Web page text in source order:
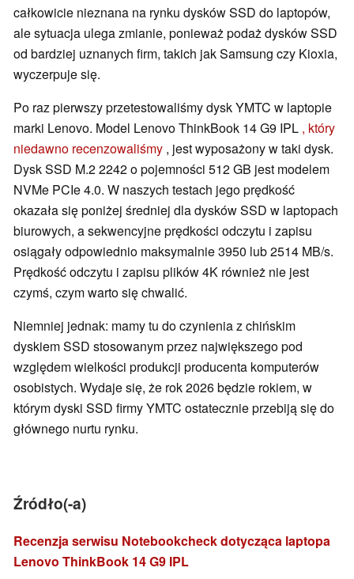
całkowicie nieznana na rynku dysków SSD do laptopów,
ale sytuacja ulega zmianie, ponieważ podaż dysków SSD
od bardziej uznanych firm, takich jak Samsung czy Kioxia,
wyczerpuje się.
Po raz pierwszy przetestowaliśmy dysk YMTC w laptopie
marki Lenovo. Model Lenovo ThinkBook 14 G9 IPL , który
niedawno recenzowaliśmy , jest wyposażony w taki dysk.
Dysk SSD M.2 2242 o pojemności 512 GB jest modelem
NVMe PCIe 4.0. W naszych testach jego prędkość
okazała się poniżej średniej dla dysków SSD w laptopach
biurowych, a sekwencyjne prędkości odczytu i zapisu
osiągały odpowiednio maksymalnie 3950 lub 2514 MB/s.
Prędkość odczytu i zapisu plików 4K również nie jest
czymś, czym warto się chwalić.
Niemniej jednak: mamy tu do czynienia z chińskim
dyskiem SSD stosowanym przez największego pod
względem wielkości produkcji producenta komputerów
osobistych. Wydaje się, że rok 2026 będzie rokiem, w
którym dyski SSD firmy YMTC ostatecznie przebiją się do
głównego nurtu rynku.
Źródło(-a)
Recenzja serwisu Notebookcheck dotycząca laptopa
Lenovo ThinkBook 14 G9 IPL